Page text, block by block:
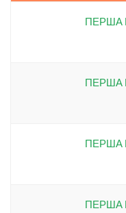
ПЕРША
ПЕРША
ПЕРША
ПЕРША